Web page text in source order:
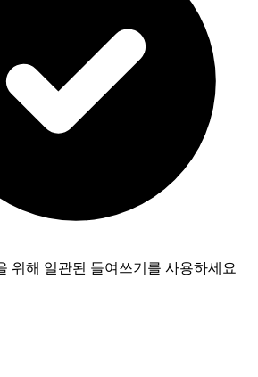
위해 일관된 들여쓰기를 사용하세요